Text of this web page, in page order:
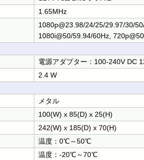
1.65MHz
1080p@23.98/24/25/29.97/30/
1080i@50/59.94/60Hz,
電源アダプター：100-240V DC
2.4 W
メタル
100(W) x 85(D) x 25(H)
242(W) x 185(D) x 70(H)
温度：0℃～50℃
温度：-20℃～70℃